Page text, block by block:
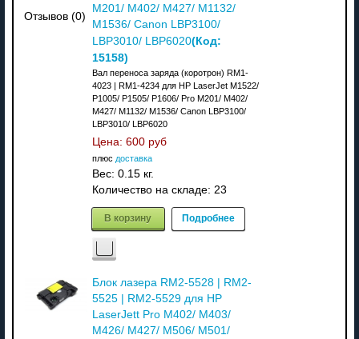
Отзывов (0)
M201/ M402/ M427/ M1132/
M1536/ Canon LBP3100/
LBP3010/ LBP6020(Код:
15158)
Вал переноса заряда (коротрон) RM1-
4023 | RM1-4234 для HP LaserJet M1522/
P1005/ P1505/ P1606/ Pro M201/ M402/
M427/ M1132/ M1536/ Canon LBP3100/
LBP3010/ LBP6020
Цена: 600 руб
плюс доставка
Вес: 0.15 кг.
Количество на складе: 23
В корзину Подробнее
Блок лазера RM2-5528 | RM2-
5525 | RM2-5529 для HP
LaserJett Pro M402/ M403/
M426/ M427/ M506/ M501/